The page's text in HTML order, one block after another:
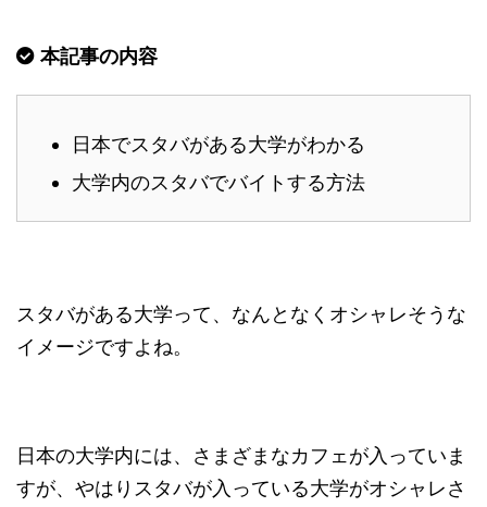
本記事の内容
日本でスタバがある大学がわかる
大学内のスタバでバイトする方法
スタバがある大学って、なんとなくオシャレそうな
イメージですよね。
日本の大学内には、さまざまなカフェが入っていま
すが、やはりスタバが入っている大学がオシャレさ